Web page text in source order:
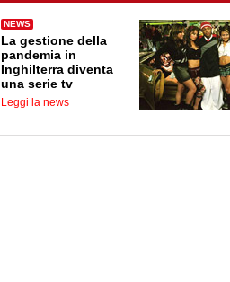
NEWS
La gestione della
pandemia in
Inghilterra diventa
una serie tv
Leggi la news